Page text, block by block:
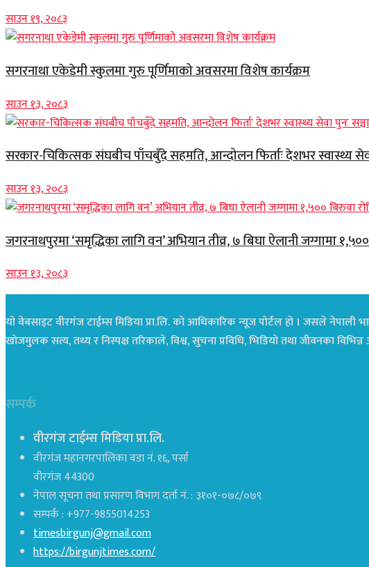
साउन १९, २०८३
सगरनाथा एकेडेमी स्कुलमा गुरु पूर्णिमाको अवसरमा विशेष कार्यक्रम
साउन १३, २०८३
सरकार-चिकित्सक संघबीच पाँचबुँदे सहमति, आन्दोलन फिर्ताः देशभर स्वास्थ्य
साउन १३, २०८३
जगरनाथपुरमा ‘समृद्धिका लागि वन’ अभियान तीव्र, ७ बिघा ऐलानी जग्गामा
साउन १३, २०८३
यो वेबसाइट वीरगंज टाईम्स मिडिया प्रा.लि. को आधिकारिक न्यूज पोर्टल हो । जसले नेपाली
खोजमुलक सत्य, तथ्य र निस्पक्ष तरिकाले, विश्व, सुचना प्रविधि, भिडियो तथा जीवनका
सम्पर्क
वीरगंज टाईम्स मिडिया प्रा.लि.
वीरगंज महानगरपालिका वडा नं. १६, पर्सा
वीरगंज 44300
नेपाल सूचना तथा प्रसारण विभाग दर्ता नं. : ३१०१-०७८/०७९
सम्पर्क : +977-9855014253
timesbirgunj@gmail.com
https://birgunjtimes.com/